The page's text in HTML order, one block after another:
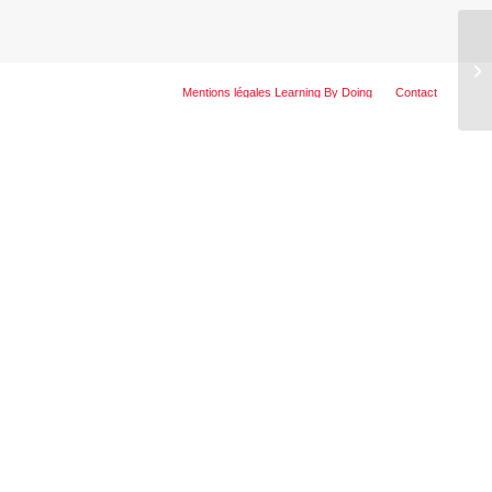
Mentions légales Learning By Doing Contact